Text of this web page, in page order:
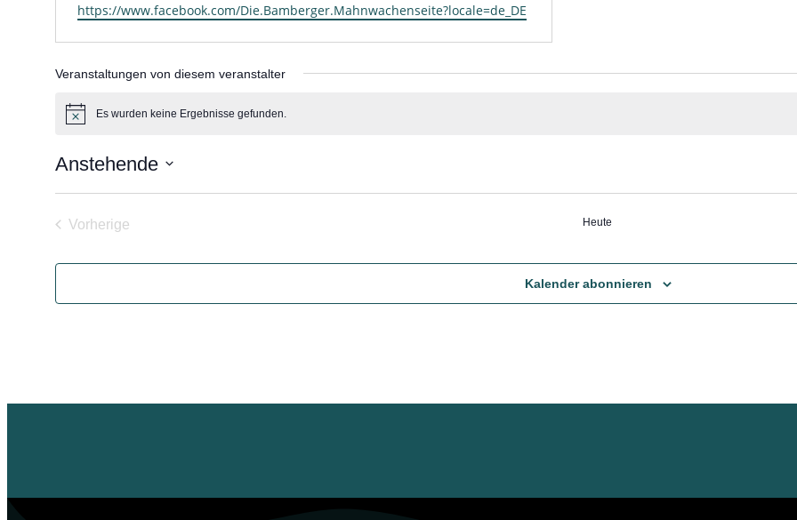
Webseite
https://www.facebook.com/Die.Bamberger.Mahnwachenseite?locale=de_DE
Veranstaltungen von diesem veranstalter
HinweisEs wurden keine Ergebnisse gefunden.
Anstehende
Vorherige
Heute
Kalender abonnieren